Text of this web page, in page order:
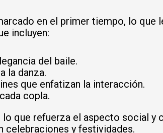
en el primer tiempo, lo
incluyen:
del baile.
la danza.
que enfatizan la interacción.
copla.
que refuerza el aspecto social
celebraciones y festividades.